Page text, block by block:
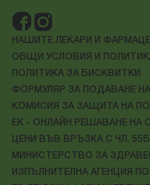
НАШИТЕ ЛЕКАРИ И
ОБЩИ УСЛОВИЯ И
ПОЛИТИКА ЗА БИСКВИТКИ
ФОРМУЛЯР ЗА ПОДАВАНЕ
КОМИСИЯ ЗА ЗАЩИТА НА
ЕК - ОНЛАЙН РЕШАВАНЕ НА
ЦЕНИ ВЪВ ВРЪЗКА С ЧЛ.
МИНИСТЕРСТВО ЗА
ИЗПЪЛНИТЕЛНА АГЕНЦИЯ